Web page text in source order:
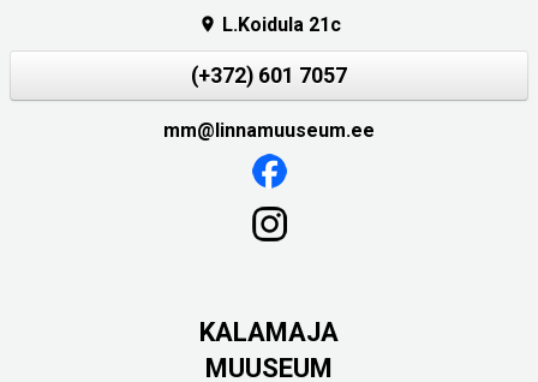
 L.Koidula 21c
(+372) 601 7057
mm@linnamuuseum.ee
KALAMAJA
MUUSEUM